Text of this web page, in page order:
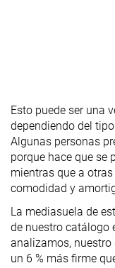
Esto puede ser una
dependiendo del
Algunas personas
porque hace que se
mientras que a
comodidad y
La mediasuela de
de nuestro catálogo
analizamos, nuestro
un 6 % más firme